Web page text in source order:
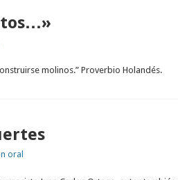
molinos.” Proverbio Holandés.
oral